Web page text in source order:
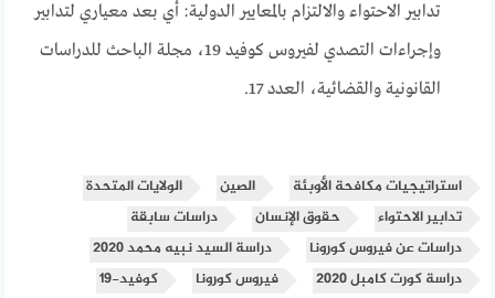
تدابير الاحتواء والالتزام بالمعايير الدولية: أي بعد معياري لتدابير
وإجراءات التصدي لفيروس كوفيد 19، مجلة الباحث للدراسات
القانونية والقضائية، العدد 17.
استراتيجيات مكافحة الأوبئة الصين
الولايات المتحدة
تدابير الاحتواء
حقوق الإنسان
دراسات سابقة
دراسات عن فيروس كورونا
دراسة السيد نبيه محمد 2020
دراسة كورت كامبل 2020
فيروس كورونا
كوفيد-19